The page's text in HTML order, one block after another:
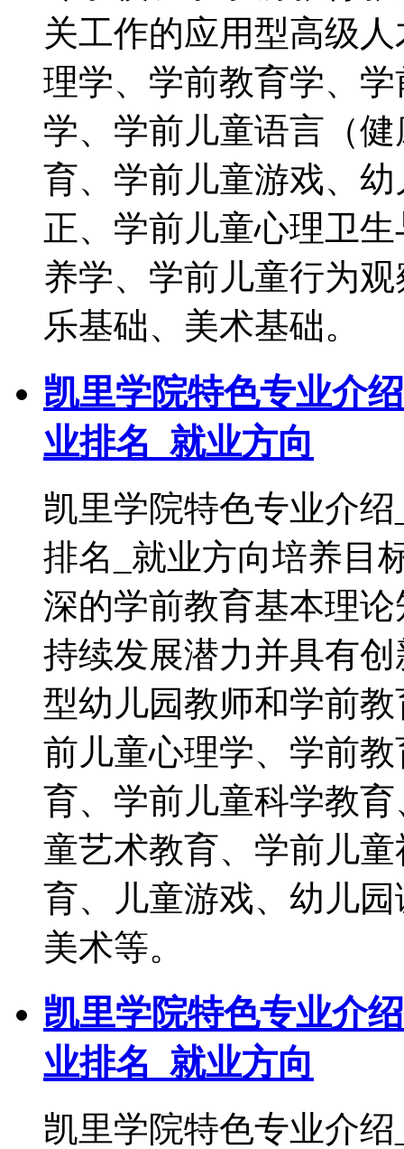
关工作的应用型高级
理学、学前教育学、
学、学前儿童语言（
育、学前儿童游戏、
正、学前儿童心理卫
养学、学前儿童行为
乐基础、美术基础。
凯里学院特色专业介
业排名_就业方向
凯里学院特色专业介
排名_就业方向培养目
深的学前教育基本理
持续发展潜力并具有
型幼儿园教师和学前
前儿童心理学、学前
育、学前儿童科学教
童艺术教育、学前儿
育、儿童游戏、幼儿
美术等。
凯里学院特色专业介
业排名_就业方向
凯里学院特色专业介